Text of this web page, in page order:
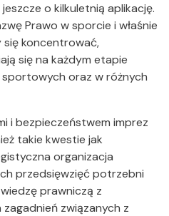
o kilkuletnią aplikację.
Prawo w sporcie i właśnie
koncentrować,
się na każdym etapie
oraz w różnych
i bezpieczeństwem imprez
takie kwestie jak
organizacja
przedsięwzięć potrzebni
prawniczą z
związanych z